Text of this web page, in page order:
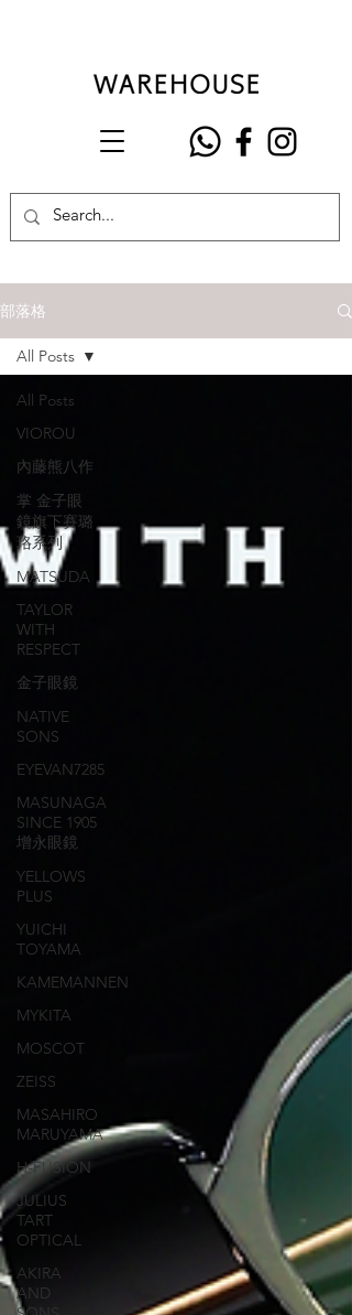
部落格
All Posts
VIOROU
內藤熊八作
掌 金子眼
鏡旗下賽璐
珞系列
MATSUDA
TAYLOR
WITH
RESPECT
金子眼鏡
NATIVE
SONS
EYEVAN7285
MASUNAGA
SINCE 1905
增永眼鏡
YELLOWS
PLUS
YUICHI
TOYAMA
KAMEMANNEN
MYKITA
MOSCOT
ZEISS
MASAHIRO
MARUYAMA
H-FUSION
JULIUS
TART
OPTICAL
AKIRA
AND
All Posts